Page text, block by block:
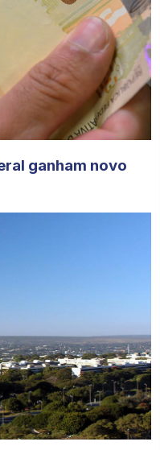
ganham novo